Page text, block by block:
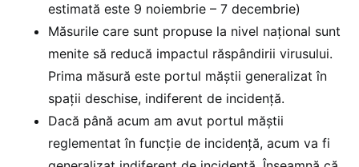
estimată este 9 noiembrie – 7 decembrie)
Măsurile care sunt propuse la nivel național sunt
menite să reducă impactul răspândirii virusului.
Prima măsură este portul măștii generalizat în
spații deschise, indiferent de incidență.
Dacă până acum am avut portul măștii
reglementat în funcție de incidență, acum va fi